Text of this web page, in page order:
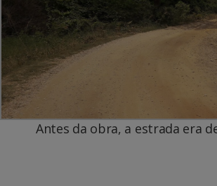
Antes da obra, a estrada era